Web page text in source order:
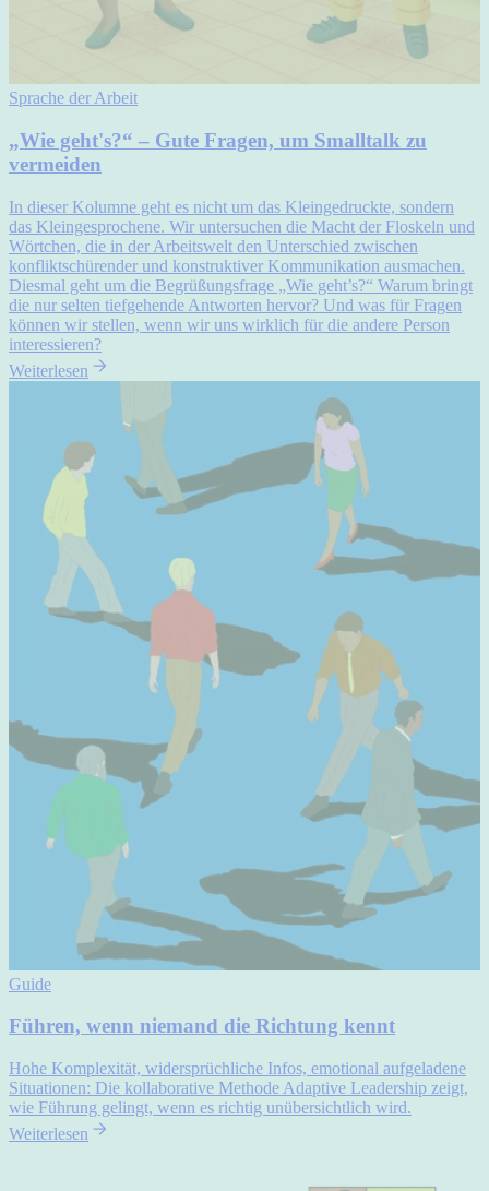
Sprache der Arbeit
„Wie geht's?“ – Gute Fragen, um Smalltalk zu
vermeiden
In dieser Kolumne geht es nicht um das Kleingedruckte, sondern
das Kleingesprochene. Wir untersuchen die Macht der Floskeln und
Wörtchen, die in der Arbeitswelt den Unterschied zwischen
konfliktschürender und konstruktiver Kommunikation ausmachen.
Diesmal geht um die Begrüßungsfrage „Wie geht’s?“ Warum bringt
die nur selten tiefgehende Antworten hervor? Und was für Fragen
können wir stellen, wenn wir uns wirklich für die andere Person
interessieren?
Weiterlesen
Guide
Führen, wenn niemand die Richtung kennt
Hohe Komplexität, widersprüchliche Infos, emotional aufgeladene
Situationen: Die kollaborative Methode Adaptive Leadership zeigt,
wie Führung gelingt, wenn es richtig unübersichtlich wird.
Weiterlesen